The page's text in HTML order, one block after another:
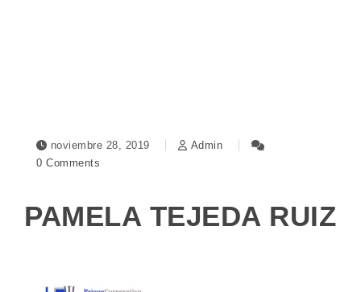
noviembre 28, 2019
Admin
0 Comments
PAMELA TEJEDA RUIZ